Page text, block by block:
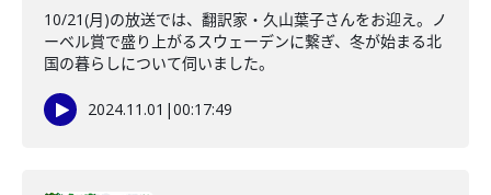
10/21(月)の放送では、翻訳家・久山葉子さんをお迎え。ノ
ーベル賞で盛り上がるスウェーデンに繋ぎ、冬が始まる北
国の暮らしについて伺いました。
2024.11.01 |00:17:49